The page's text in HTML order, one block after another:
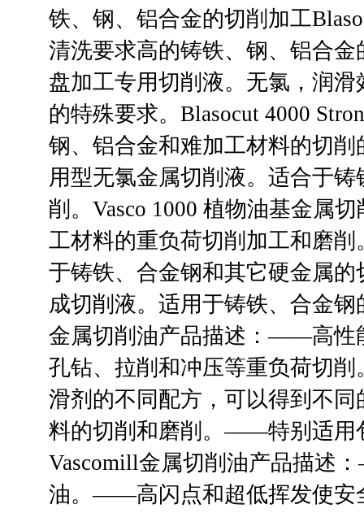
铁、钢、铝合金的切削加工
清洗要求高的铸铁、钢、铝合金
盘加工专用切削液。无氯，润
的特殊要求。Blasocut 4000
钢、铝合金和难加工材料的切
用型无氯金属切削液。适合于
削。Vasco 1000 植物油基金属
工材料的重负荷切削加工和磨削
于铸铁、合金钢和其它硬金属
成切削液。适用于铸铁、合金
金属切削油产品描述：——高
孔钻、拉削和冲压等重负荷切
滑剂的不同配方，可以得到不
料的切削和磨削。——特别适用
Vascomill金属切削油产品描述
油。——高闪点和超低挥发使